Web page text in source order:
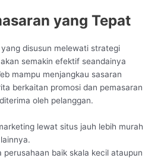
yang Tepat
disusun melewati strategi
semakin efektif seandainya
mampu menjangkau sasaran
berkaitan promosi dan pemasaran
oleh pelanggan.
lewat situs jauh lebih murah
perusahaan baik skala kecil ataupun